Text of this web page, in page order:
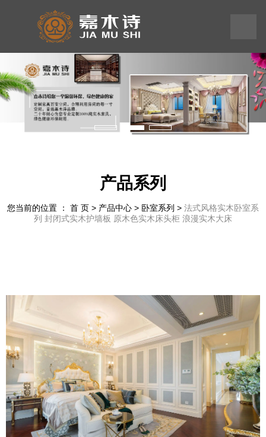
575
58
产品系列
您当前的位置 ： 首 页 > 产品中心 > 卧室系列 > 法式风格实木卧室系
列 封闭式实木护墙板 原木色实木床头柜 浪漫实木大床